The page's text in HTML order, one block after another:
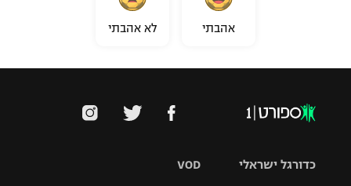
אהבתי לא אהבתי
VOD כדורגל ישראלי